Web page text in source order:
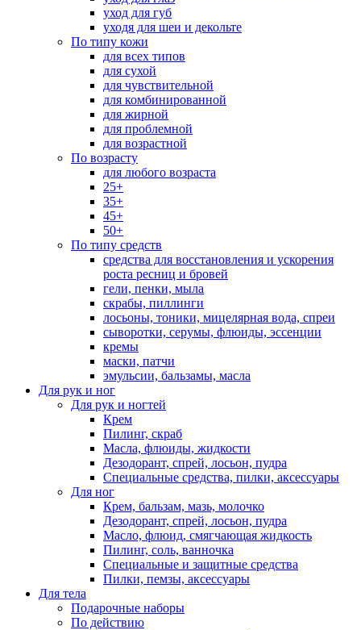
уход для губ
уходя для шеи и декольте
По типу кожи
для всех типов
для сухой
для чувствительной
для комбинированной
для жирной
для проблемной
для возрастной
По возрасту
для любого возраста
25+
35+
45+
50+
По типу средств
средства для восстановления и ускорения
роста ресниц и бровей
гели, пенки, мыла
скрабы, пиллинги
лосьоны, тоники, мицелярная вода, спреи
сыворотки, серумы, флюиды, эссенции
кремы
маски, патчи
эмульсии, бальзамы, масла
Для рук и ног
Для рук и ногтей
Крем
Пилинг, скраб
Масла, флюиды, жидкости
Дезодорант, спрей, лосьон, пудра
Специальные средства, пилки, аксессуары
Для ног
Крем, бальзам, мазь, молочко
Дезодорант, спрей, лосьон, пудра
Масло, флюид, смягчающая жидкость
Пилинг, соль, ванночка
Специальные и защитные средства
Пилки, пемзы, аксессуары
Для тела
Подарочные наборы
По действию